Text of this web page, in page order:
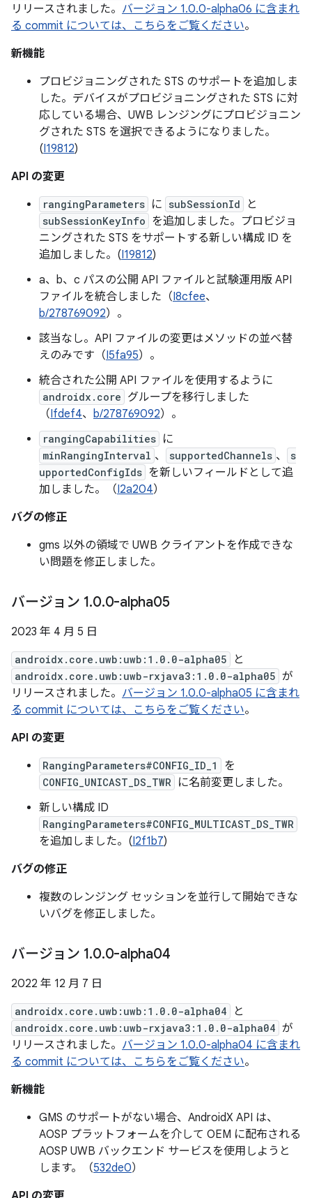
リリースされました。 バージョン 1.0.0-alpha06 に含まれ
る commit については、こちらをご覧ください。
新機能
プロビジョニングされた STS のサポートを追加しま
した。デバイスがプロビジョニングされた STS に対
応している場合、UWB レンジングにプロビジョニン
グされた STS を選択できるようになりました。
(I19812)
API の変更
rangingParameters に subSessionId と
subSessionKeyInfo を追加しました。プロビジョ
ニングされた STS をサポートする新しい構成 ID を
追加しました。(I19812)
a、b、c パスの公開 API ファイルと試験運用版 API
ファイルを統合しました（I8cfee、
b/278769092）。
該当なし。API ファイルの変更はメソッドの並べ替
えのみです（I5fa95）。
統合された公開 API ファイルを使用するように
androidx.core グループを移行しました
（Ifdef4、 b/278769092）。
rangingCapabilities に
minRangingInterval 、 supportedChannels 、
s
upportedConfigIds を新しいフィールドとして追
加しました。（I2a204）
バグの修正
gms 以外の領域で UWB クライアントを作成できな
い問題を修正しました。
バージョン 1.0.0-alpha05
2023 年 4 月 5 日
androidx.core.uwb:uwb:1.0.0-alpha05 と
androidx.core.uwb:uwb-rxjava3:1.0.0-alpha05 が
リリースされました。 バージョン 1.0.0-alpha05 に含まれ
る commit については、こちらをご覧ください。
API の変更
RangingParameters#CONFIG_ID_1 を
CONFIG_UNICAST_DS_TWR
に名前変更しました。
新しい構成 ID
RangingParameters#CONFIG_MULTICAST_DS_TWR
を追加しました。(I2f1b7)
バグの修正
複数のレンジング セッションを並行して開始できな
いバグを修正しました。
バージョン 1.0.0-alpha04
2022 年 12 月 7 日
androidx.core.uwb:uwb:1.0.0-alpha04 と
androidx.core.uwb:uwb-rxjava3:1.0.0-alpha04 が
リリースされました。 バージョン 1.0.0-alpha04 に含まれ
る commit については、こちらをご覧ください。
新機能
GMS のサポートがない場合、AndroidX API は、
AOSP プラットフォームを介して OEM に配布される
AOSP UWB バックエンド サービスを使用しようと
します。（532de0）